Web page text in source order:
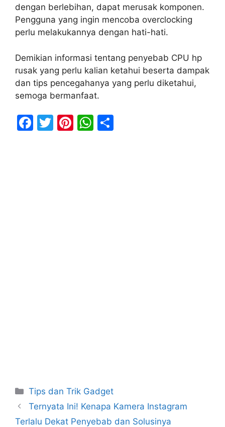
dengan berlebihan, dapat merusak komponen.
Pengguna yang ingin mencoba overclocking
perlu melakukannya dengan hati-hati.
Demikian informasi tentang penyebab CPU hp
rusak yang perlu kalian ketahui beserta dampak
dan tips pencegahanya yang perlu diketahui,
semoga bermanfaat.
F
T
Pi W
Kategori
Tips dan Trik Gadget
Ternyata Ini! Kenapa Kamera Instagram
Terlalu Dekat Penyebab dan Solusinya